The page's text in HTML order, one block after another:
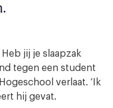
jij je slaapzak
tegen een student
verlaat. ‘Ik
hij gevat.